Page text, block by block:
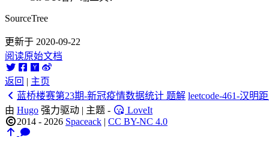
SourceTree
更新于 2020-09-22
阅读原始文档
返回 | 主页
蓝桥楼赛第23期-新冠疫情数据统计 题解 leetcode-461-汉明
由 Hugo 强力驱动 | 主题 -
LoveIt
2014 - 2026 Spaceack | CC BY-NC 4.0